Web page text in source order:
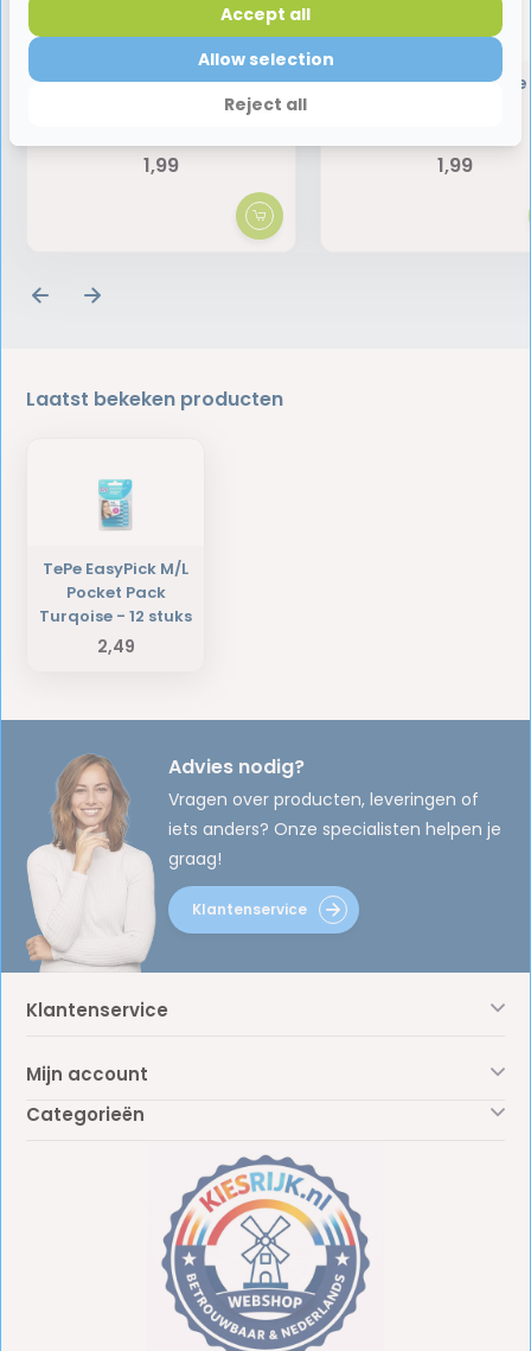
TePe Select Soft
Tandenborstel
1,99
Tepe Travelcase
1,99
Laatst bekeken producten
TePe EasyPick M/L
Pocket Pack
Turqoise - 12 stuks
2,49
Advies nodig?
Vragen over producten, leveringen of
iets anders? Onze specialisten helpen je
graag!
Klantenservice
Klantenservice
Mijn account
Categorieën
Reject all
Allow selection
Accept all